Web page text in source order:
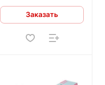
Заказать